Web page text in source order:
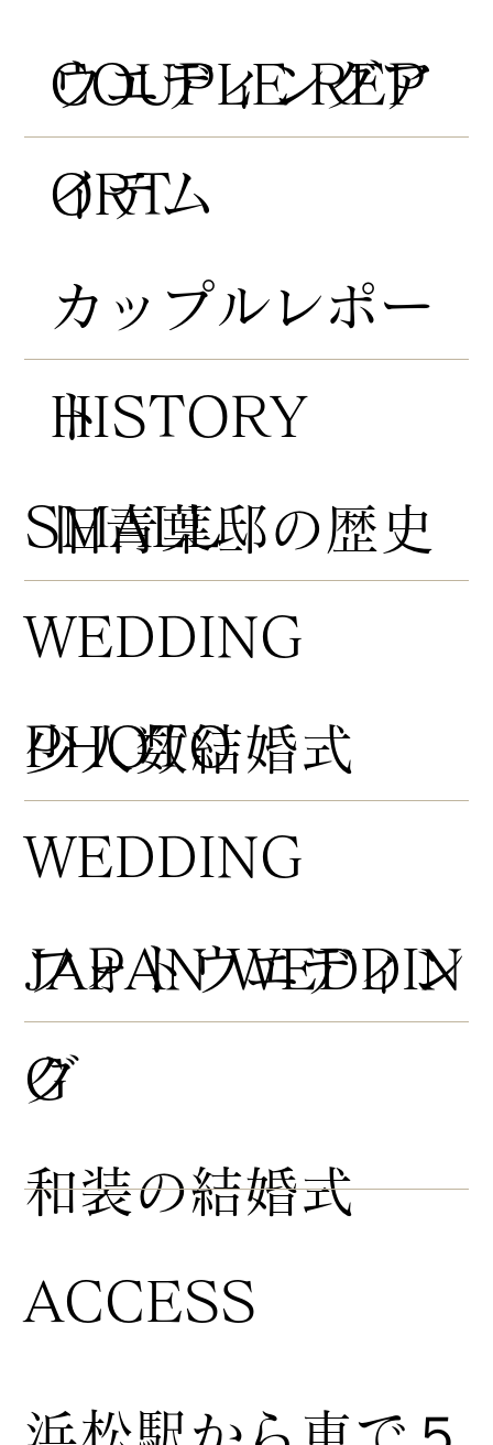
HISTORY
COUPLE REP
ORT
​旧青葉邸の歴史
​カップルレポー
ト
​ウエディングア
イテム
​少人数結婚式
​SMALL
WEDDING
​フォトウエディン
グ
PHOTO
WEDDING
​和装の結婚式
JAPAN WEDDIN
G
浜松駅から車で５
ACCESS